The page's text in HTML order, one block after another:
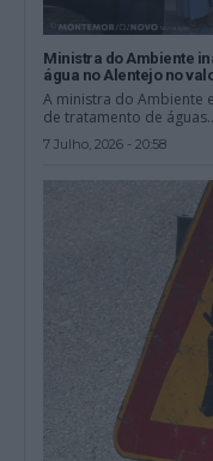
Ministra do Ambiente
água no Alentejo no
A ministra do Ambiente
de tratamento de
7 Julho, 2026 - 20:58